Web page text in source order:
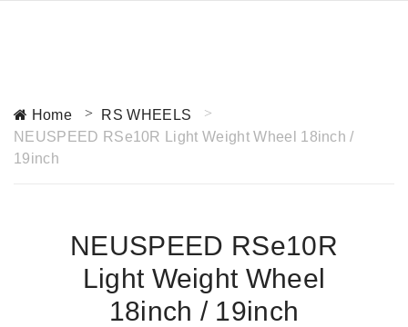
Home
RS WHEELS
NEUSPEED RSe10R Light Weight Wheel 18inch /
19inch
NEUSPEED RSe10R
Light Weight Wheel
18inch / 19inch